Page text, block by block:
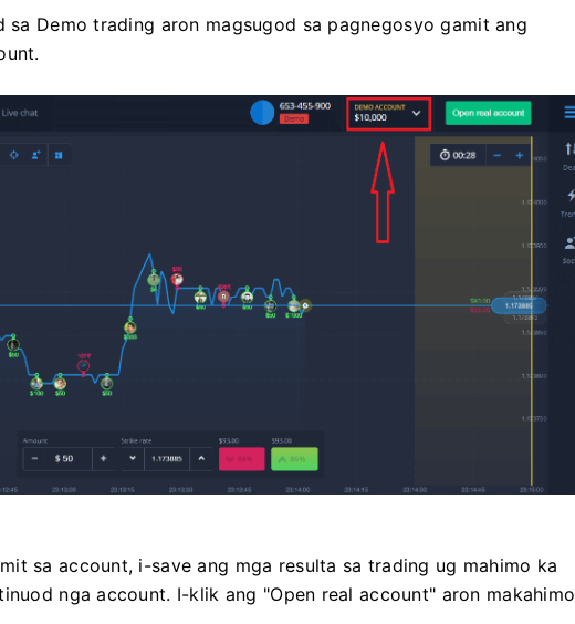
sa Demo trading aron magsugod sa pagnegosyo gamit ang
sa account, i-save ang mga resulta sa trading ug mahimo ka
nga account. I-klik ang "Open real account" aron makahimo